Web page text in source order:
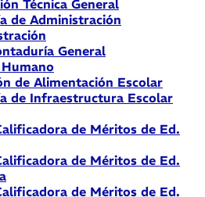
Técnica General
de Administración
General
de Alimentación Escolar
de Infraestructura Escolar
de Méritos de Ed.
de Méritos de Ed.
de Méritos de Ed.